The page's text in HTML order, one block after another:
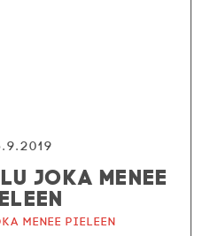
JOKA MENEE
menee pieleen